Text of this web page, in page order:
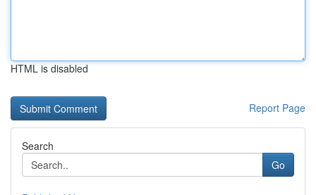
HTML is disabled
Report Page
Search
Go